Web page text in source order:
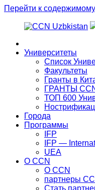
Перейти к содержимому
Университеты
Список
Факультеты
Гранты в
ГРАНТЫ
ТОП 600
Города
Программы
IFP
IFP —
UEA
О CCN
О CCN
партнеры
Стать